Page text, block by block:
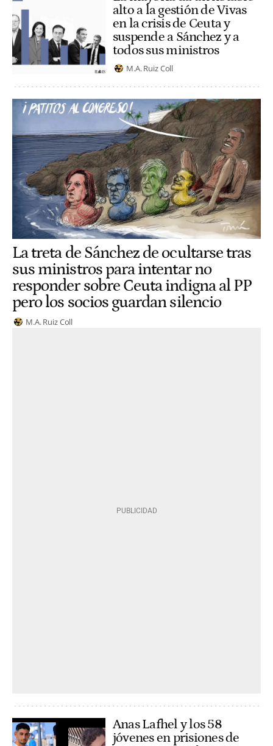
alto a la gestión de Vivas
en la crisis de Ceuta y
suspende a Sánchez y a
todos sus ministros
M.A. Ruiz Coll
La treta de Sánchez de ocultarse tras
sus ministros para intentar no
responder sobre Ceuta indigna al PP
pero los socios guardan silencio
M.A. Ruiz Coll
Anas Lafhel y los 58
jóvenes en prisiones de